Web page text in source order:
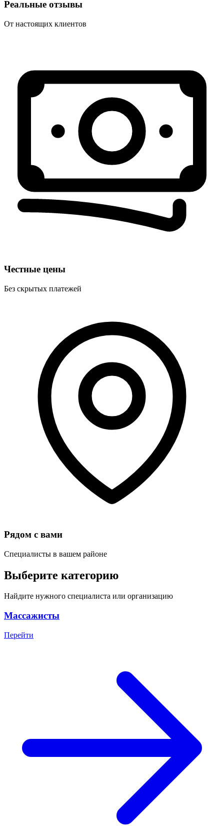
Реальные отзывы
От настоящих клиентов
Честные цены
Без скрытых платежей
Рядом с вами
Специалисты в вашем районе
Выберите категорию
Найдите нужного специалиста или организацию
Массажисты
Перейти